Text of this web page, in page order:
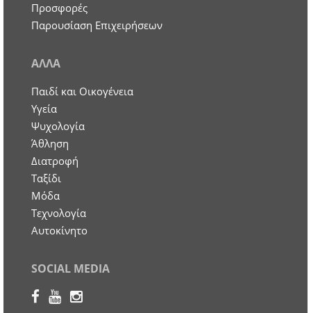
Προσφορές
Παρουσίαση Επιχειρήσεων
ΑΛΛΑ
Παιδί και Οικογένεια
Υγεία
Ψυχολογία
Άθληση
Διατροφή
Ταξίδι
Μόδα
Τεχνολογία
Αυτοκίνητο
SOCIAL MEDIA